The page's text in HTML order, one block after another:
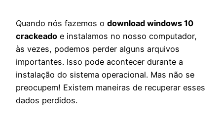
Quando nós fazemos o download windows 10
crackeado e instalamos no nosso computador,
às vezes, podemos perder alguns arquivos
importantes. Isso pode acontecer durante a
instalação do sistema operacional. Mas não se
preocupem! Existem maneiras de recuperar esses
dados perdidos.